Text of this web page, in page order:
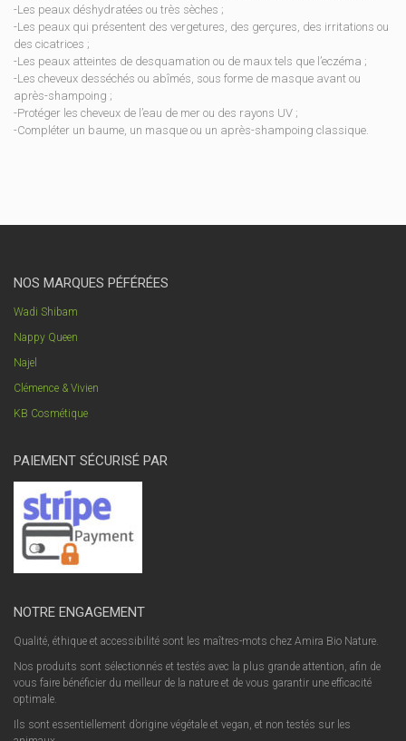
-Les peaux déshydratées ou très sèches ;
-Les peaux qui présentent des vergetures, des gerçures, des irritations ou
des cicatrices ;
-Les peaux atteintes de desquamation ou de maux tels que l’eczéma ;
-Les cheveux desséchés ou abîmés, sous forme de masque avant ou
après-shampoing ;
-Protéger les cheveux de l’eau de mer ou des rayons UV ;
-Compléter un baume, un masque ou un après-shampoing classique.
NOS MARQUES PÉFÉRÉES
Wadi Shibam
Nappy Queen
Najel
Clémence & Vivien
KB Cosmétique
PAIEMENT SÉCURISÉ PAR
NOTRE ENGAGEMENT
Qualité, éthique et accessibilité sont les maîtres-mots chez Amira Bio Nature.
Nos produits sont sélectionnés et testés avec la plus grande attention, afin de
vous faire bénéficier du meilleur de la nature et de vous garantir une efficacité
optimale.
Ils sont essentiellement d’origine végétale et vegan, et non testés sur les